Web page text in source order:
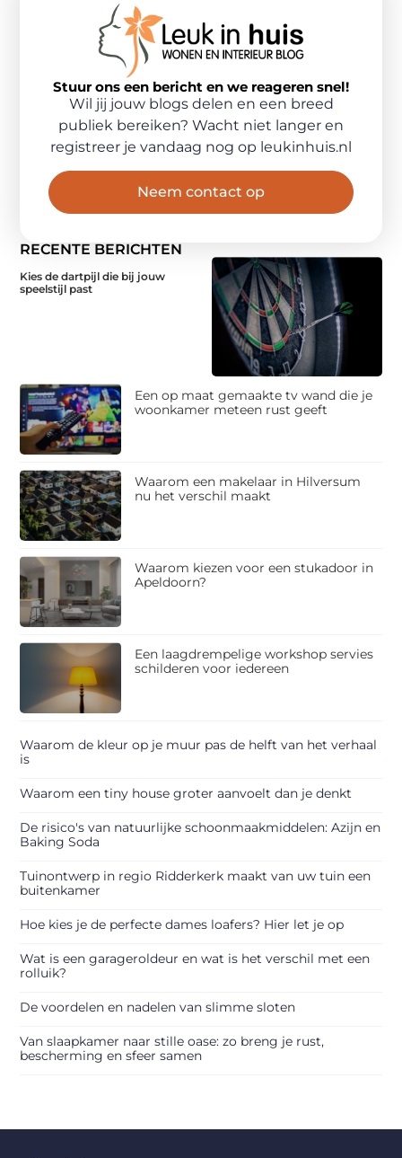
RECENTE BERICHTEN
Kies de dartpijl die bij jouw
speelstijl past
Een op maat gemaakte tv wand die je
woonkamer meteen rust geeft
Waarom een makelaar in Hilversum
nu het verschil maakt
Waarom kiezen voor een stukadoor in
Apeldoorn?
Een laagdrempelige workshop servies
schilderen voor iedereen
Waarom de kleur op je muur pas de helft van het verhaal
is
Waarom een tiny house groter aanvoelt dan je denkt
De risico's van natuurlijke schoonmaakmiddelen: Azijn en
Baking Soda
Tuinontwerp in regio Ridderkerk maakt van uw tuin een
buitenkamer
Hoe kies je de perfecte dames loafers? Hier let je op
Wat is een garageroldeur en wat is het verschil met een
rolluik?
De voordelen en nadelen van slimme sloten
Van slaapkamer naar stille oase: zo breng je rust,
bescherming en sfeer samen
Stuur ons een bericht en we reageren snel!
Wil jij jouw blogs delen en een breed
publiek bereiken? Wacht niet langer en
registreer je vandaag nog op leukinhuis.nl
Neem contact op